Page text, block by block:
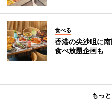
食べる
香港の尖沙咀に
食べ放題企画も
もっ